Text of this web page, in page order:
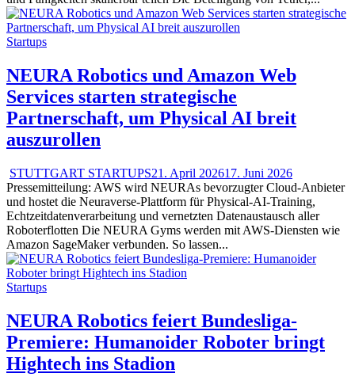
Startups
NEURA Robotics und Amazon Web
Services starten strategische
Partnerschaft, um Physical AI breit
auszurollen
STUTTGART STARTUPS21. April 202617. Juni 2026
Pressemitteilung: AWS wird NEURAs bevorzugter Cloud-Anbieter
und hostet die Neuraverse-Plattform für Physical-AI-Training,
Echtzeitdatenverarbeitung und vernetzten Datenaustausch aller
Roboterflotten Die NEURA Gyms werden mit AWS-Diensten wie
Amazon SageMaker verbunden. So lassen...
Startups
NEURA Robotics feiert Bundesliga-
Premiere: Humanoider Roboter bringt
Hightech ins Stadion